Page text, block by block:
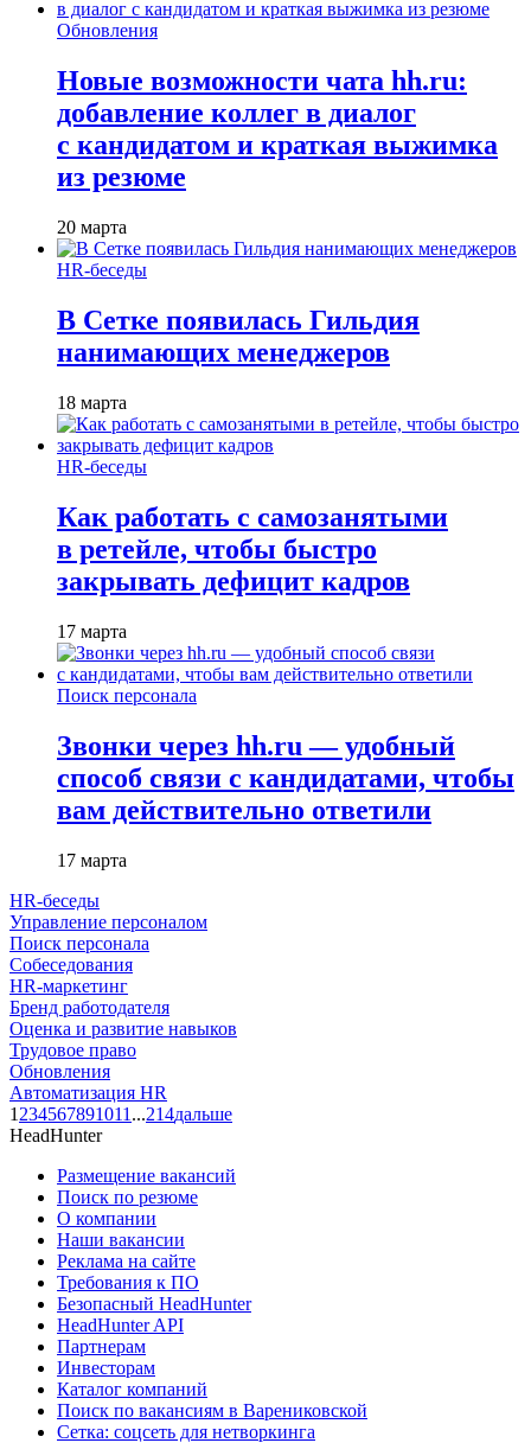
Обновления
Новые возможности чата hh.ru:
добавление коллег в диалог
с кандидатом и краткая выжимка
из резюме
20 марта
HR-беседы
В Сетке появилась Гильдия
нанимающих менеджеров
18 марта
HR-беседы
Как работать с самозанятыми
в ретейле, чтобы быстро
закрывать дефицит кадров
17 марта
Поиск персонала
Звонки через hh.ru — удобный
способ связи с кандидатами, чтобы
вам действительно ответили
17 марта
HR-беседы
Управление персоналом
Поиск персонала
Собеседования
HR-маркетинг
Бренд работодателя
Оценка и развитие навыков
Трудовое право
Обновления
Автоматизация HR
1 234567891011 ...214дальше
HeadHunter
Размещение вакансий
Поиск по резюме
О компании
Наши вакансии
Реклама на сайте
Требования к ПО
Безопасный HeadHunter
HeadHunter API
Партнерам
Инвесторам
Каталог компаний
Поиск по вакансиям в Варениковской
Сетка: соцсеть для нетворкинга